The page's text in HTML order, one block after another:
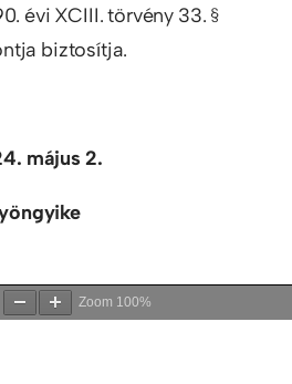
évi XCIII. törvény 33. §
biztosítja.
május 2.
Zoom 100%